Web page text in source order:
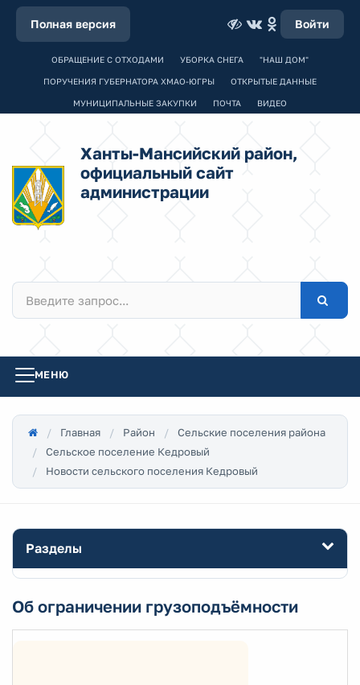
Полная версия Войти
ОБРАЩЕНИЕ С ОТХОДАМИ УБОРКА СНЕГА "НАШ ДОМ"
ПОРУЧЕНИЯ ГУБЕРНАТОРА ХМАО-ЮГРЫ ОТКРЫТЫЕ ДАННЫЕ
МУНИЦИПАЛЬНЫЕ ЗАКУПКИ ПОЧТА ВИДЕО
Ханты-Мансийский район,
официальный сайт
администрации
МЕНЮ
Главная Район
Сельские поселения района
Сельское поселение Кедровый
Новости сельского поселения Кедровый
Разделы
Об ограничении грузоподъёмности